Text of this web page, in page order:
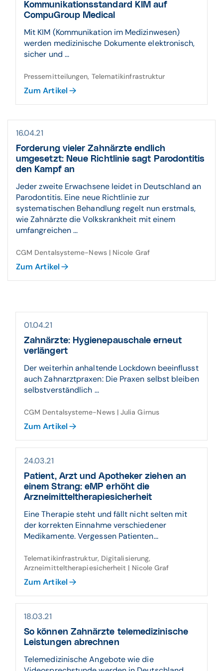
Kommunikations­standard KIM auf
CompuGroup Medical
Mit KIM (Kommunikation im Medizinwesen)
werden medizinische Dokumente elektronisch,
sicher und ...
Pressemitteilungen, Telematikinfrastruktur
Zum Artikel
16.04.21
Forderung vieler Zahnärzte endlich
umgesetzt: Neue Richtlinie sagt Parodontitis
den Kampf an
Jeder zweite Erwachsene leidet in Deutschland an
Parodontitis. Eine neue Richtlinie zur
systematischen Behandlung regelt nun erstmals,
wie Zahnärzte die Volkskrankheit mit einem
umfangreichen ...
CGM Dentalsysteme-News | Nicole Graf
Zum Artikel
01.04.21
Zahnärzte: Hygienepauschale erneut
verlängert
Der weiterhin anhaltende Lockdown beeinflusst
auch Zahnarztpraxen: Die Praxen selbst bleiben
selbstverständlich ...
CGM Dentalsysteme-News | Julia Girnus
Zum Artikel
24.03.21
Patient, Arzt und Apotheker ziehen an
einem Strang: eMP erhöht die
Arzneimitteltherapiesicherheit
Eine Therapie steht und fällt nicht selten mit
der korrekten Einnahme verschiedener
Medikamente. Vergessen Patienten...
Telematikinfrastruktur, Digitalisierung,
Arzneimitteltherapiesicherheit | Nicole Graf
Zum Artikel
18.03.21
So können Zahnärzte telemedizinische
Leistungen abrechnen
Telemedizinische Angebote wie die